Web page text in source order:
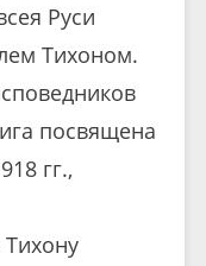
Руси
Тихоном.
посвящена
гг.,